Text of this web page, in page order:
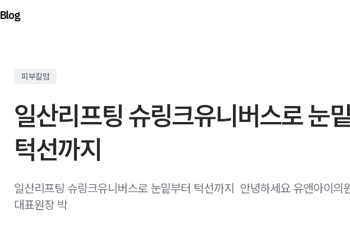
Blog
피부칼럼
일산리프팅 슈링크유니버스로 눈
턱선까지
일산리프팅 슈링크유니버스로 눈밑부터 턱선까지 ​ 안녕하세요 유앤아이의
대표원장 박